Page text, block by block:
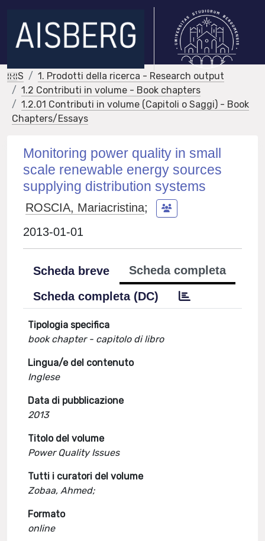
IRIS
1. Prodotti della ricerca - Research output
1.2 Contributi in volume - Book chapters
1.2.01 Contributi in volume (Capitoli o Saggi) - Book
Chapters/Essays
Monitoring power quality in small
scale renewable energy sources
supplying distribution systems
ROSCIA, Mariacristina;
2013-01-01
Scheda breve
Scheda completa
Scheda completa (DC)
Tipologia specifica
book chapter - capitolo di libro
Lingua/e del contenuto
Inglese
Data di pubblicazione
2013
Titolo del volume
Power Quality Issues
Tutti i curatori del volume
Zobaa, Ahmed;
Formato
online